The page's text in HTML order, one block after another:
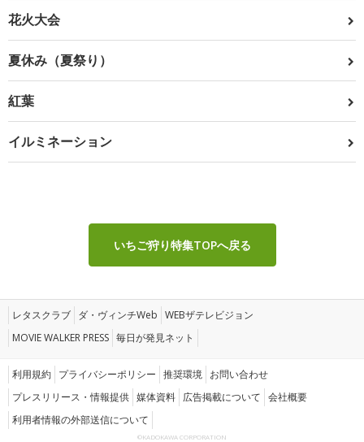
花火大会
夏休み（夏祭り）
紅葉
イルミネーション
いちご狩り特集TOPへ戻る
レタスクラブ ダ・ヴィンチWeb WEBザテレビジョン
MOVIE WALKER PRESS 毎日が発見ネット
利用規約 プライバシーポリシー 推奨環境 お問い合わせ
プレスリリース・情報提供 媒体資料 広告掲載について 会社概要
利用者情報の外部送信について
©KADOKAWA CORPORATION